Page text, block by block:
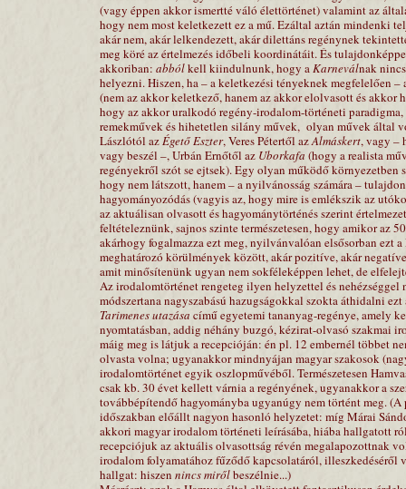
(vagy éppen akkor ismertté váló élettörténet) valamint az
hogy nem most keletkezett ez a mű. Ezáltal aztán mindenki
akár nem, akár lelkendezett, akár dilettáns regénynek
meg köré az értelmezés időbeli koordinátáit. És
akkoriban: abbólkell kiindulnunk, hogy aKarneválnak
helyezni. Hiszen, ha – a keletkezési tényeknek megfelelően
(nem az akkor keletkező, hanem az akkor elolvasott és akkor
hogy az akkor uralkodó regény-irodalom-történeti
remekművek és hihetetlen silány művek, olyan művek által
Lászlótól azÉgető Eszter, Veres Pétertől azAlmáskert, vagy –
vagy beszél –, Urbán Ernőtől az Uborkafa (hogy a realista
regényekről szót se ejtsek). Egy olyan működő
hogy nem látszott, hanem – a nyilvánosság számára –
hagyományozódás (vagyis az, hogy mire is emlékszik az
az aktuálisan olvasott és hagyománytörténés szerint
feltételeznünk, sajnos szinte természetesen, hogy amikor az
akárhogy fogalmazza ezt meg, nyilvánvalóan elsősorban ezt
meghatározó körülmények között, akár pozitíve, akár
amit minősítenünk ugyan nem sokféleképpen lehet, de
Az irodalomtörténet rengeteg ilyen helyzettel és nehézséggel
módszertana nagyszabású hazugságokkal szokta áthidalni
Tarimenes utazása című egyetemi tananyag-regénye, amely
nyomtatásban, addig néhány buzgó, kézirat-olvasó szakmai
máig meg is látjuk a recepcióján: én pl. 12 embernél többet
olvasta volna; ugyanakkor mindnyájan magyar szakosok
irodalomtörténet egyik oszlopművéből. Természetesen
csak kb. 30 évet kellett várnia a regényének, ugyanakkor a
továbbépítendő hagyományba ugyanúgy nem történt meg.
időszakban előállt nagyon hasonló helyzetet: míg Márai
akkori magyar irodalom történeti leírásába, hiába hallgatott
recepciójuk az aktuális olvasottság révén megalapozottnak
irodalom folyamatához fűződő kapcsolatáról, illeszkedéséről
hallgat: hiszen nincs mirőlbeszélnie...)